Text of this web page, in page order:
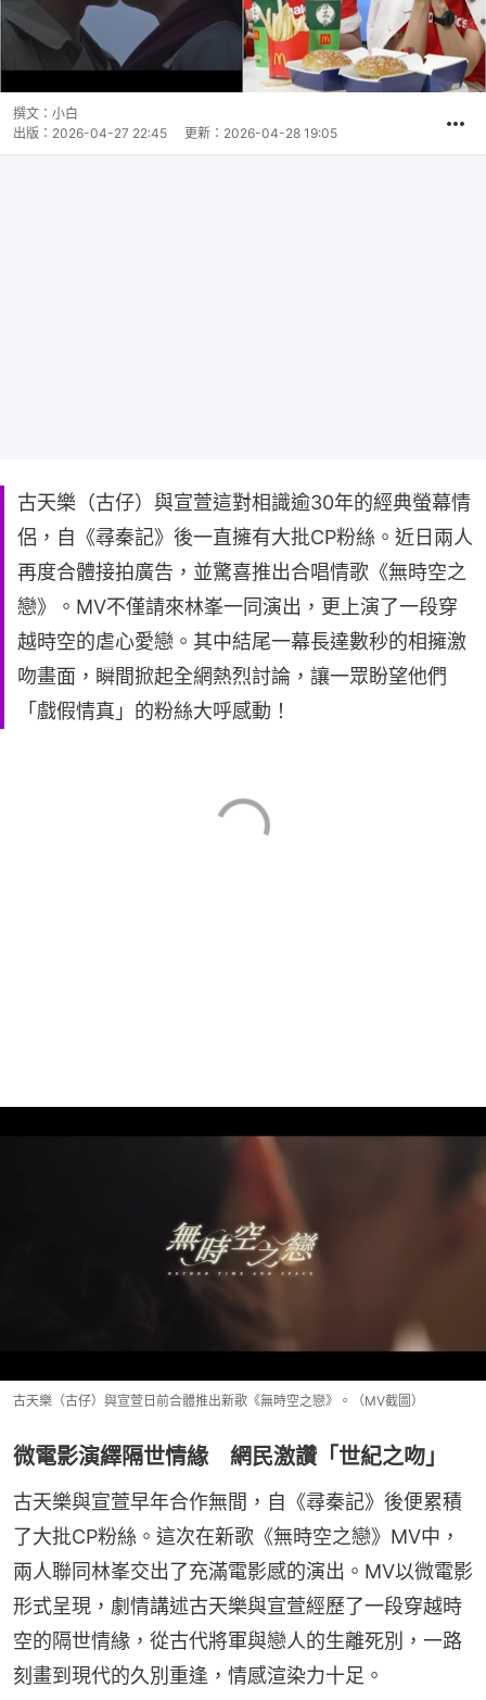
撰文： 小白
出版： 2026-04-27 22:45 更新： 2026-04-28 19:05
古天樂（古仔）與宣萱這對相識逾30年的經典螢幕情
侶，自《尋秦記》後一直擁有大批CP粉絲。近日兩人
再度合體接拍廣告，並驚喜推出合唱情歌《無時空之
戀》。MV不僅請來林峯一同演出，更上演了一段穿
越時空的虐心愛戀。其中結尾一幕長達數秒的相擁激
吻畫面，瞬間掀起全網熱烈討論，讓一眾盼望他們
「戲假情真」的粉絲大呼感動！
古天樂（古仔）與宣萱日前合體推出新歌《無時空之戀》。（MV截圖）
微電影演繹隔世情緣 網民激讚「世紀之吻」
古天樂與宣萱早年合作無間，自《尋秦記》後便累積
了大批CP粉絲。這次在新歌《無時空之戀》MV中，
兩人聯同林峯交出了充滿電影感的演出。MV以微電影
形式呈現，劇情講述古天樂與宣萱經歷了一段穿越時
空的隔世情緣，從古代將軍與戀人的生離死別，一路
刻畫到現代的久別重逢，情感渲染力十足。